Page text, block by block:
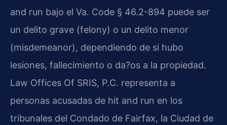
and run bajo el Va. Code § 46.2-894 puede ser
un delito grave (felony) o un delito menor
(misdemeanor), dependiendo de si hubo
lesiones, fallecimiento o da?os a la propiedad.
Law Offices Of SRIS, P.C. representa a
personas acusadas de hit and run en los
tribunales del Condado de Fairfax, la Ciudad de